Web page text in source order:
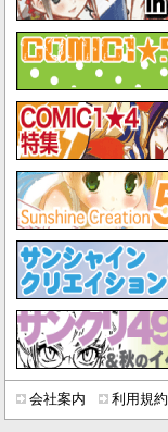
会社案内 利用規約